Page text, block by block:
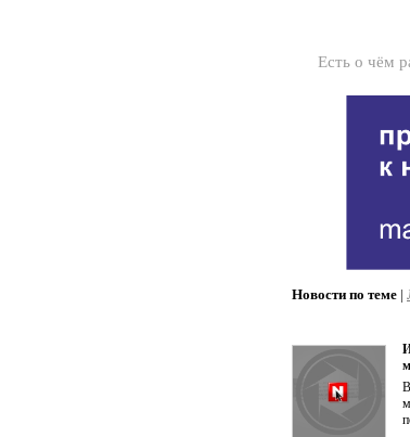
Есть о чём
Новости по теме |